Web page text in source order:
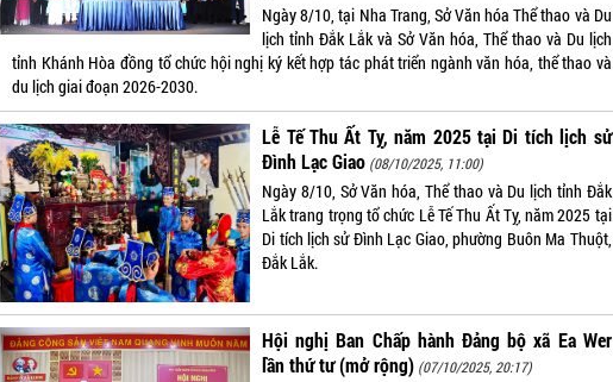
Ngày 8/10, tại Nha Trang, Sở Văn hóa Thể thao và Du
lịch tỉnh Đắk Lắk và Sở Văn hóa, Thể thao và Du lịch
tỉnh Khánh Hòa đồng tổ chức hội nghị ký kết hợp tác phát triển ngành văn hóa, thể thao và
du lịch giai đoạn 2026-2030.
Lễ Tế Thu Ất Tỵ, năm 2025 tại Di tích lịch sử
Đình Lạc Giao (08/10/2025, 11:00)
Ngày 8/10, Sở Văn hóa, Thể thao và Du lịch tỉnh Đắk
Lắk trang trọng tổ chức Lễ Tế Thu Ất Tỵ, năm 2025 tại
Di tích lịch sử Đình Lạc Giao, phường Buôn Ma Thuột,
Đắk Lắk.
Hội nghị Ban Chấp hành Đảng bộ xã Ea Wer
lần thứ tư (mở rộng) (07/10/2025, 20:17)